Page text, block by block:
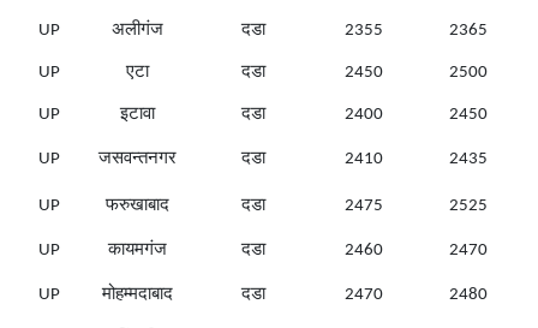
UP अलीगंज दडा 2355 2365
UP एटा दडा 2450 2500
UP इटावा दडा 2400 2450
UP जसवन्तनगर दडा 2410 2435
UP फरुखाबाद दडा 2475 2525
UP कायमगंज दडा 2460 2470
UP मोहम्मदाबाद दडा 2470 2480